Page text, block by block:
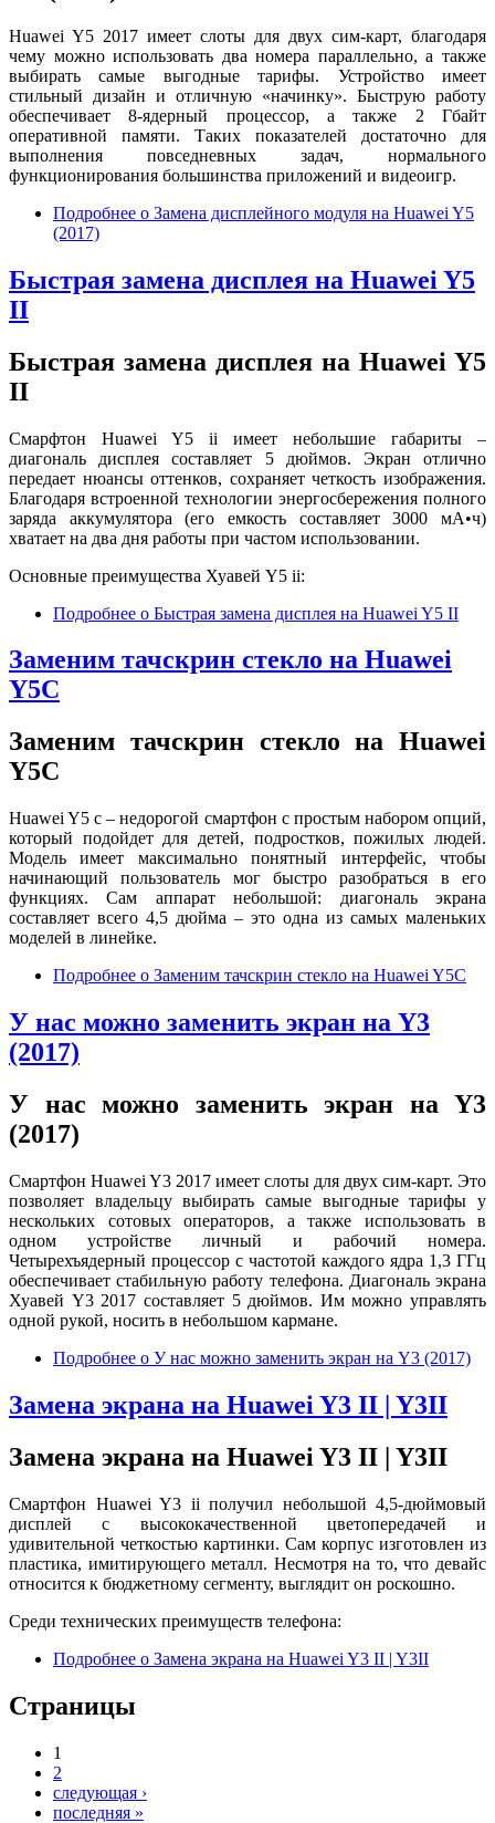
Huawei Y5 2017 имеет слоты для двух сим-карт, благодаря
чему можно использовать два номера параллельно, а также
выбирать самые выгодные тарифы. Устройство имеет
стильный дизайн и отличную «начинку». Быструю работу
обеспечивает 8-ядерный процессор, а также 2 Гбайт
оперативной памяти. Таких показателей достаточно для
выполнения повседневных задач, нормального
функционирования большинства приложений и видеоигр.
Подробнее о Замена дисплейного модуля на Huawei Y5
(2017)
Быстрая замена дисплея на Huawei Y5
II
Быстрая замена дисплея на Huawei Y5
II
Смарфтон Huawei Y5 ii имеет небольшие габариты –
диагональ дисплея составляет 5 дюймов. Экран отлично
передает нюансы оттенков, сохраняет четкость изображения.
Благодаря встроенной технологии энергосбережения полного
заряда аккумулятора (его емкость составляет 3000 мА•ч)
хватает на два дня работы при частом использовании.
Основные преимущества Хуавей Y5 ii:
Подробнее о Быстрая замена дисплея на Huawei Y5 II
Заменим тачскрин стекло на Huawei
Y5C
Заменим тачскрин стекло на Huawei
Y5C
Huawei Y5 c – недорогой смартфон с простым набором опций,
который подойдет для детей, подростков, пожилых людей.
Модель имеет максимально понятный интерфейс, чтобы
начинающий пользователь мог быстро разобраться в его
функциях. Сам аппарат небольшой: диагональ экрана
составляет всего 4,5 дюйма – это одна из самых маленьких
моделей в линейке.
Подробнее о Заменим тачскрин стекло на Huawei Y5C
У нас можно заменить экран на Y3
(2017)
У нас можно заменить экран на Y3
(2017)
Смартфон Huawei Y3 2017 имеет слоты для двух сим-карт. Это
позволяет владельцу выбирать самые выгодные тарифы у
нескольких сотовых операторов, а также использовать в
одном устройстве личный и рабочий номера.
Четырехъядерный процессор с частотой каждого ядра 1,3 ГГц
обеспечивает стабильную работу телефона. Диагональ экрана
Хуавей Y3 2017 составляет 5 дюймов. Им можно управлять
одной рукой, носить в небольшом кармане.
Подробнее о У нас можно заменить экран на Y3 (2017)
Замена экрана на Huawei Y3 II | Y3II
Замена экрана на Huawei Y3 II | Y3II
Смартфон Huawei Y3 ii получил небольшой 4,5-дюймовый
дисплей с высококачественной цветопередачей и
удивительной четкостью картинки. Сам корпус изготовлен из
пластика, имитирующего металл. Несмотря на то, что девайс
относится к бюджетному сегменту, выглядит он роскошно.
Среди технических преимуществ телефона:
Подробнее о Замена экрана на Huawei Y3 II | Y3II
Страницы
1
2
следующая ›
последняя »